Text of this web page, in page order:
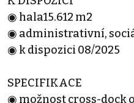
◉ hala15.612 m2
◉ administrativní,
◉ k dispozici 08/2025
SPECIFIKACE
◉ možnost cross-dock